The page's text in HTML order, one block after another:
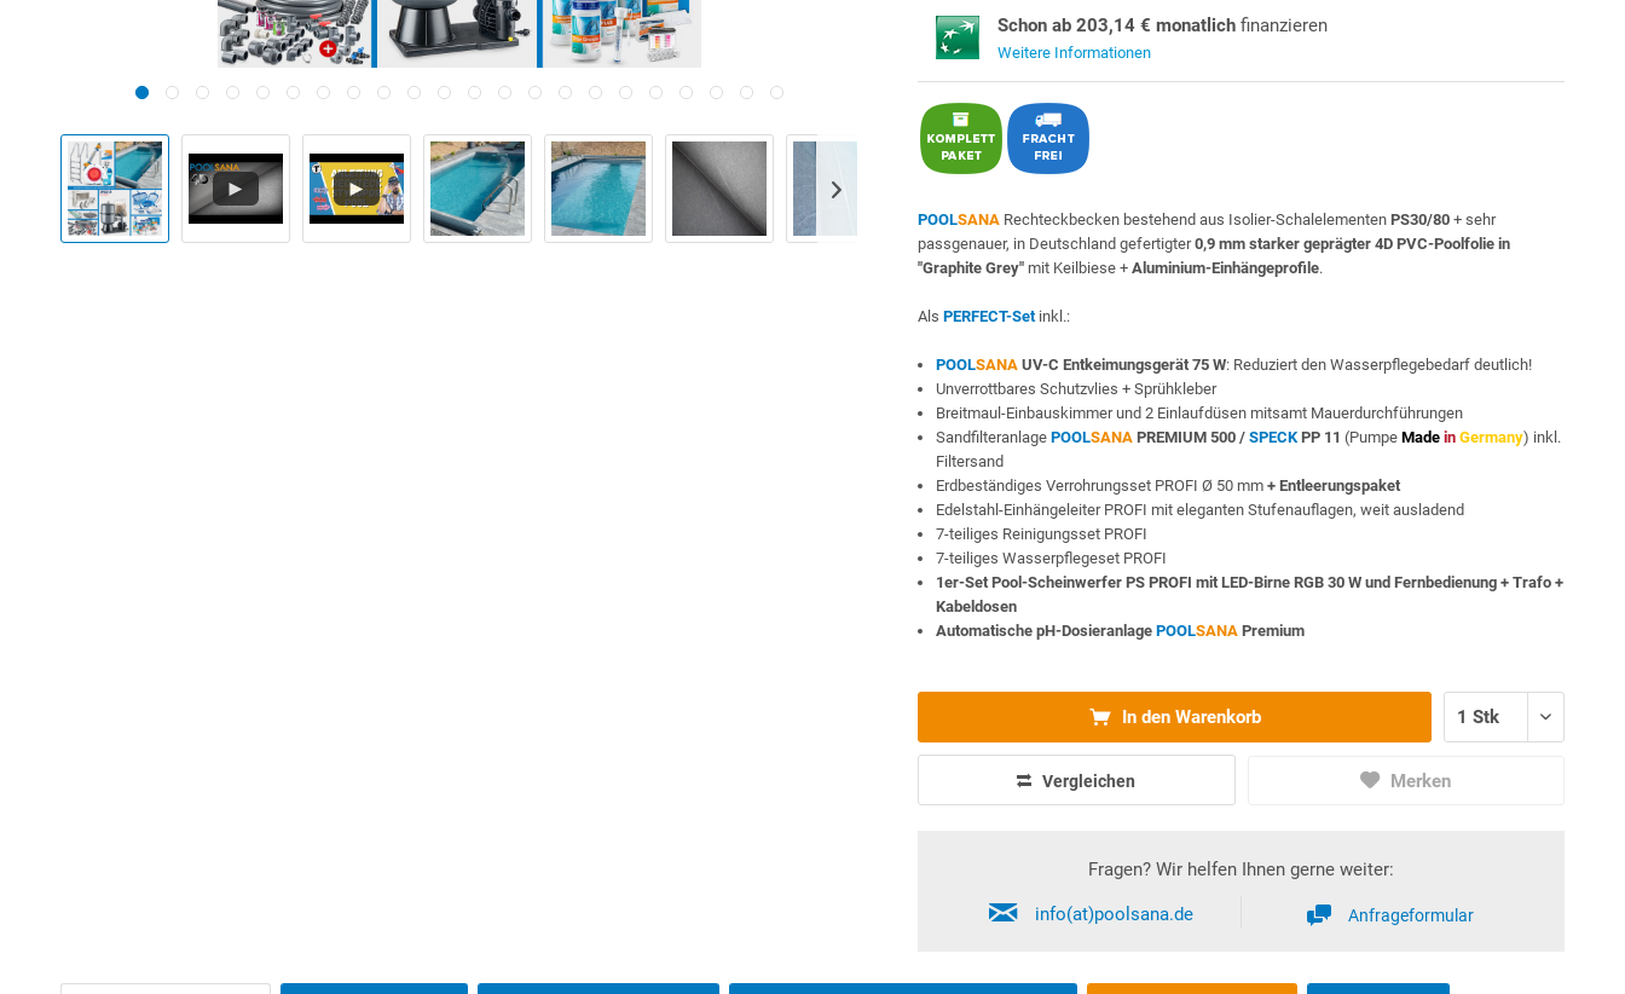
Schon ab 203,14 € monatlich finanzieren
Weitere Informationen
POOLSANA Rechteckbecken bestehend aus Isolier-SchalelementenPS30/80 + sehr
passgenauer, in Deutschland gefertigter0,9 mm starker geprägter 4D PVC-Poolfolie in
"Graphite Grey" mit Keilbiese +Aluminium-Einhängeprofile.
AlsPERFECT-Setinkl.:
POOLSANA UV-C Entkeimungsgerät 75 W: Reduziert den Wasserpflegebedarf deutlich!
Unverrottbares Schutzvlies + Sprühkleber
Breitmaul-Einbauskimmer und 2 Einlaufdüsen mitsamt Mauerdurchführungen
SandfilteranlagePOOLSANA PREMIUM 500 / SPECKPP 11 (PumpeMade in Germany) inkl.
Filtersand
Erdbeständiges Verrohrungsset PROFI Ø 50 mm+ Entleerungspaket
Edelstahl-Einhängeleiter PROFI mit eleganten Stufenauflagen, weit ausladend
7-teiliges Reinigungsset PROFI
7-teiliges Wasserpflegeset PROFI
1er-Set Pool-Scheinwerfer PS PROFI mit LED-Birne RGB 30 W und Fernbedienung + Trafo +
Kabeldosen
Automatische pH-DosieranlagePOOLSANA Premium
In den Warenkorb
Vergleichen Merken
Fragen? Wir helfen Ihnen gerne weiter:
info(at)poolsana.de Anfrageformular